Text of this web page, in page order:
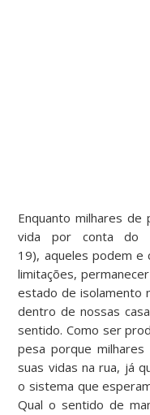
Enquanto milhares
vida por conta do
19), aqueles podem e
limitações,
estado de isolamento
dentro de nossas
sentido. Como ser
pesa porque
suas vidas na rua, já
o sistema que
Qual o sentido de